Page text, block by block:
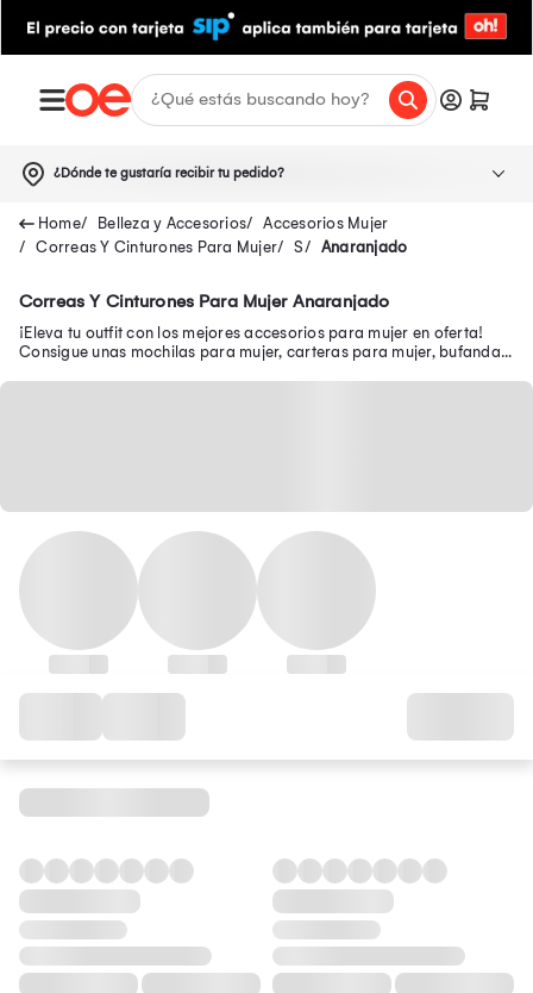
¿Dónde te gustaría recibir tu pedido?
Belleza y Accesorios
Accesorios Mujer
Correas Y Cinturones Para Mujer
S Anaranjado
Correas Y Cinturones Para Mujer Anaranjado
¡Eleva tu outfit con los mejores accesorios para mujer en oferta!
Consigue unas mochilas para mujer, carteras para mujer, bufandas